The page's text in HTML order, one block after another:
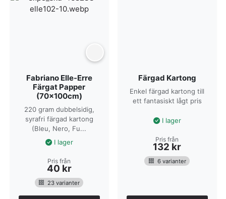
Fabriano Elle-Erre
Färgat Papper
(70x100cm)
220 gram dubbelsidig,
syrafri färgad kartong
(Bleu, Nero, Fu...
I lager
Pris från
40 kr
23 varianter
Färgad Kartong
Enkel färgad kartong till
ett fantasiskt lågt pris
I lager
Pris från
132 kr
6 varianter